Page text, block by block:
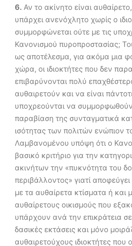
6. Αν το ακίνητο είναι
υπάρχει ανενόχλητο χωρίς ο
συμμορφώνεται ούτε με τις
Κανονισμού πυροπροστασίας;
ως αποτέλεσμα, για ακόμα μια
χώρα, οι ιδιοκτήτες που δεν
επιβαρύνονται πολύ
αυθαιρετούν και να είναι
υποχρεούνται να
παραβίαση της συνταγματικά
ισότητας των πολιτών ενώπιον
Λαμβανομένου υπόψη ότι ο
βασικό κριτήριο για την
ακινήτων την «πυκνότητα του
περιβάλλοντος» γιατί αποφεύγει
με τα αυθαίρετα κτίσματα ή και
αυθαίρετους οικισμούς που
υπάρχουν ανά την επικράτεια
δασικές εκτάσεις και μόνο
αυθαιρετούχους ιδιοκτήτες που